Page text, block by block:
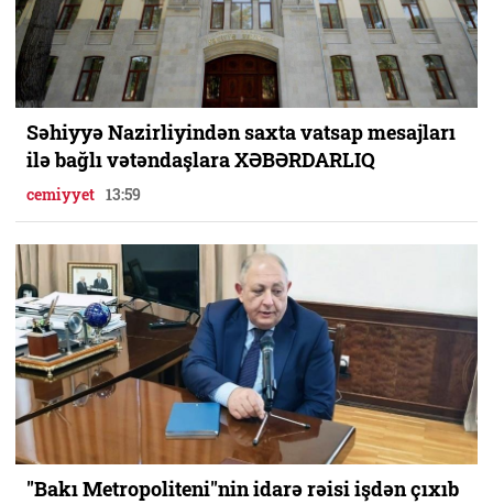
Səhiyyə Nazirliyindən saxta vatsap mesajları
ilə bağlı vətəndaşlara XƏBƏRDARLIQ
cemiyyet 13:59
"Bakı Metropoliteni"nin idarə rəisi işdən çıxıb